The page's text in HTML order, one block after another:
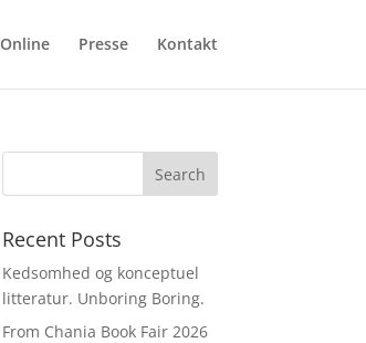
Online Presse Kontakt
Recent Posts
Kedsomhed og konceptuel
litteratur. Unboring Boring.
From Chania Book Fair 2026